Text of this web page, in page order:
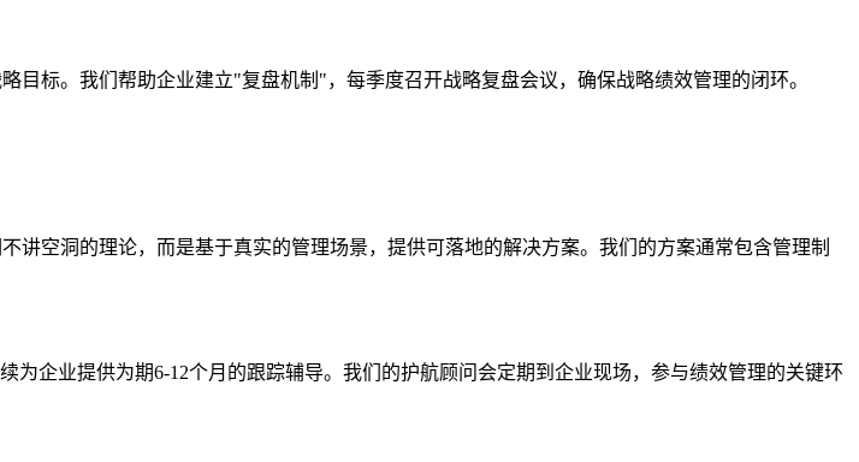
标。我们帮助企业建立"复盘机制"，每季度召开战略复盘会议，确保战略绩效管理的闭环。
空洞的理论，而是基于真实的管理场景，提供可落地的解决方案。我们的方案通常包含管理制
企业提供为期6-12个月的跟踪辅导。我们的护航顾问会定期到企业现场，参与绩效管理的关键环